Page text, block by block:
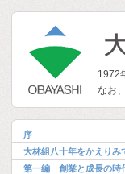
1972
なお
序
大林組八十年をかえりみ
第一編 創業と成長の時